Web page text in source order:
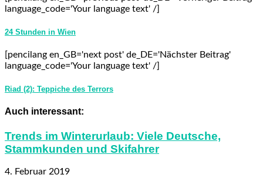
language_code='Your language text' /]
24 Stunden in Wien
[pencilang en_GB='next post' de_DE='Nächster Beitrag'
language_code='Your language text' /]
Riad (2): Teppiche des Terrors
Auch interessant:
Trends im Winterurlaub: Viele Deutsche,
Stammkunden und Skifahrer
4. Februar 2019